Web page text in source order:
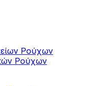
Ρούχων
Ρούχων